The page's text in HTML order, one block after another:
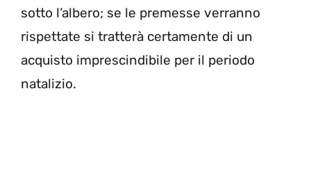
sotto l’albero; se le premesse verranno
rispettate si tratterà certamente di un
acquisto imprescindibile per il periodo
natalizio.